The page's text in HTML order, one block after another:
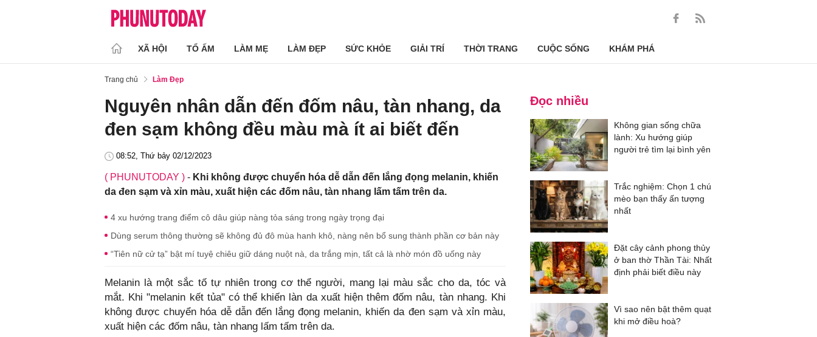
XÃ HỘI TỔ ẤM LÀM MẸ LÀM ĐẸP SỨC KHỎE GIẢI TRÍ THỜI TRANG CUỘC SỐNG KHÁM PHÁ
Trang chủ Làm Đẹp
Nguyên nhân dẫn đến đốm nâu, tàn nhang, da
đen sạm không đều màu mà ít ai biết đến
08:52, Thứ bảy 02/12/2023
( PHUNUTODAY ) - Khi không được chuyển hóa dễ dẫn đến lắng đọng melanin, khiến
da đen sạm và xỉn màu, xuất hiện các đốm nâu, tàn nhang lấm tấm trên da.
4 xu hướng trang điểm cô dâu giúp nàng tỏa sáng trong ngày trọng đại
Dùng serum thông thường sẽ không đủ đô mùa hanh khô, nàng nên bổ sung thành phần cơ bản này
“Tiên nữ cử tạ” bật mí tuyệ chiêu giữ dáng nuột nà, da trắng mịn, tất cả là nhờ món đồ uống này
Melanin là một sắc tố tự nhiên trong cơ thể người, mang lại màu sắc cho da, tóc và
mắt. Khi "melanin kết tủa" có thể khiến làn da xuất hiện thêm đốm nâu, tàn nhang. Khi
không được chuyển hóa dễ dẫn đến lắng đọng melanin, khiến da đen sạm và xỉn màu,
xuất hiện các đốm nâu, tàn nhang lấm tấm trên da.
Đọc nhiều
Không gian sống chữa
lành: Xu hướng giúp
người trẻ tìm lại bình yên
Trắc nghiệm: Chọn 1 chú
mèo bạn thấy ấn tượng
nhất
Đặt cây cảnh phong thủy
ở ban thờ Thần Tài: Nhất
định phải biết điều này
Vì sao nên bật thêm quạt
khi mở điều hoà?